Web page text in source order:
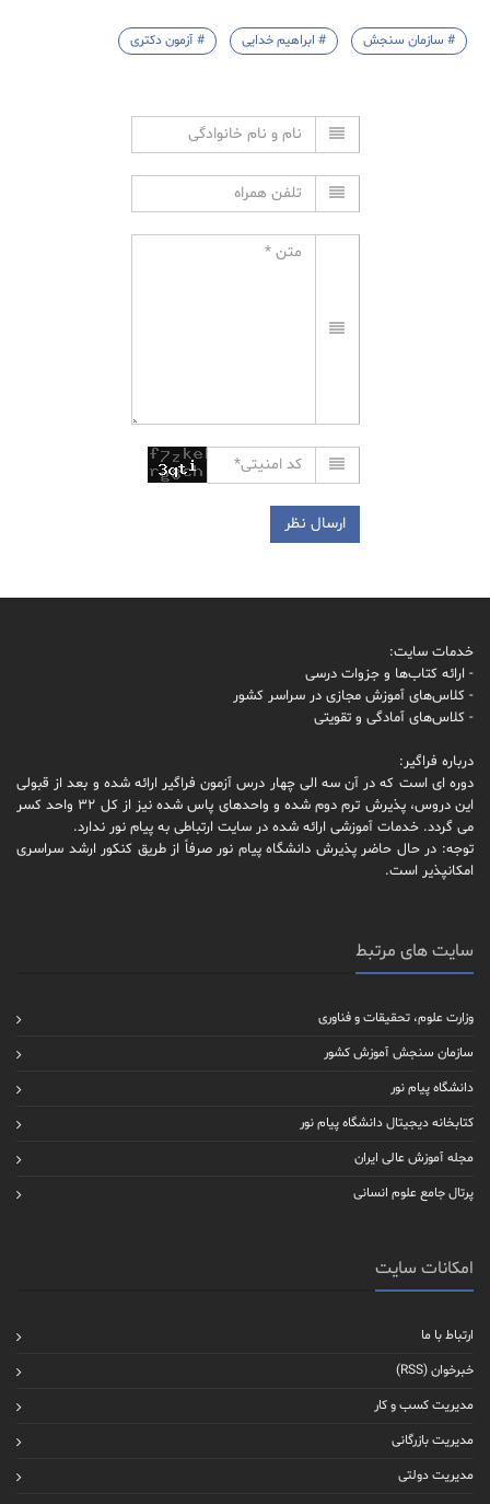
# سازمان سنجش # ابراهیم خدایی # آزمون دکتری
خدمات سایت:
- ارائه کتاب‌ها و جزوات درسی
- کلاس‌های آموزش مجازی در سراسر کشور
- کلاس‌های آمادگی و تقویتی
درباره فراگیر:
دوره ای است که در آن سه الی چهار درس آزمون فراگیر ارائه شده و بعد از قبولی
این دروس، پذیرش ترم دوم شده و واحدهای پاس شده نیز از کل 32 واحد کسر
می گردد. خدمات آموزشی ارائه شده در سایت ارتباطی به پیام نور ندارد.
توجه: در حال حاضر پذیرش دانشگاه پیام نور صرفاً از طریق کنکور ارشد سراسری
امکانپذیر است.
سایت های مرتبط
وزارت علوم، تحقیقات و فناوری
سازمان سنجش آموزش کشور
دانشگاه پیام نور
کتابخانه دیجیتال دانشگاه پیام نور
مجله آموزش عالی ایران
پرتال جامع علوم انسانی
امکانات سایت
ارتباط با ما
خبرخوان (RSS)
مدیریت کسب و کار
مدیریت بازرگانی
مدیریت دولتی